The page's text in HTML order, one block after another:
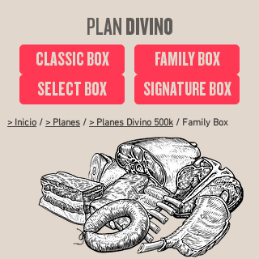
PLANDIVINO
CLASSIC BOX
SELECT BOX
FAMILY BOX
SIGNATURE BOX
> Inicio / > Planes / > Planes Divino 500k / Family Box